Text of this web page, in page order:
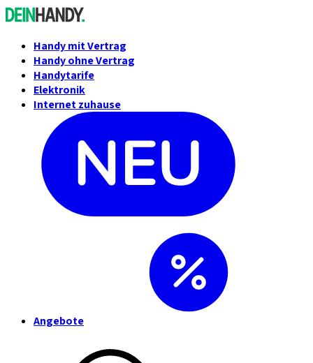
Handy mit Vertrag
Handy ohne Vertrag
Handytarife
Elektronik
Internet zuhause
Angebote